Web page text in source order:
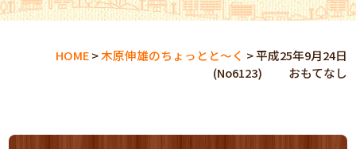
HOME>木原伸雄のちょっとと～く >平成25年9月24日
(No6123) おもてなし